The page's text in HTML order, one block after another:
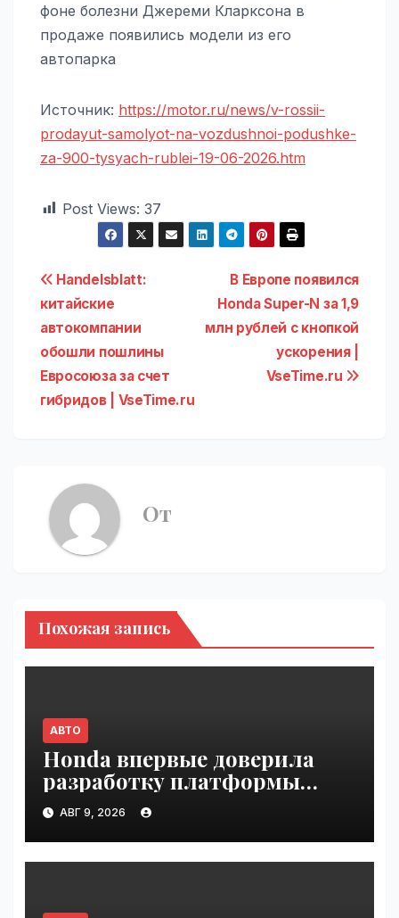
фоне болезни Джереми Кларксона в
продаже появились модели из его
автопарка
Источник: https://motor.ru/news/v-rossii-
prodayut-samolyot-na-vozdushnoi-podushke-
za-900-tysyach-rublei-19-06-2026.htm
Post Views: 37
Навигация
по
записям
В Европе появился
Honda Super-N за 1,9
млн рублей с кнопкой
ускорения |
VseTime.ru
Handelsblatt:
китайские
автокомпании
обошли пошлины
Евросоюза за счет
гибридов | VseTime.ru
От
Похожая запись
АВТО
Honda впервые доверила
разработку платформы
индийской компании Tata
Technologies | VseTime.ru
АВГ 9, 2026